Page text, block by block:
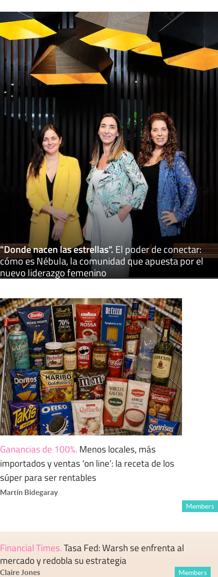
"Donde nacen las estrellas".El poder de conectar:
cómo es Nébula, la comunidad que apuesta por el
nuevo liderazgo femenino
Ganancias de 100%. Menos locales, más
importados y ventas ‘on line’: la receta de los
súper para ser rentables
Martín Bidegaray
Members
Financial Times.Tasa Fed: Warsh se enfrenta al
mercado y redobla su estrategia
Claire Jones Members